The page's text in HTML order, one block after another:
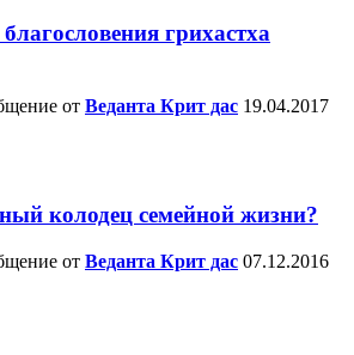
грихастха
от Веданта Крит дас 19.04.2017
колодец семейной жизни?
от Веданта Крит дас 07.12.2016